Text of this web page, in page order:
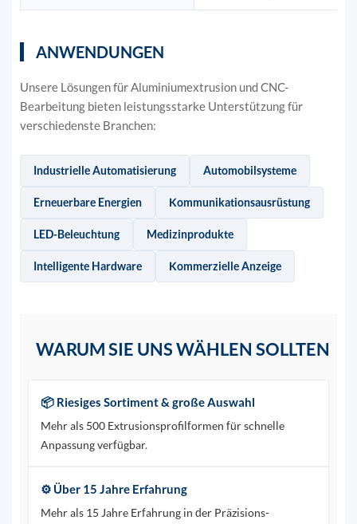
ANWENDUNGEN
Unsere Lösungen für Aluminiumextrusion und CNC-
Bearbeitung bieten leistungsstarke Unterstützung für
verschiedenste Branchen:
Industrielle Automatisierung Automobilsysteme
Erneuerbare Energien Kommunikationsausrüstung
LED-Beleuchtung Medizinprodukte
Intelligente Hardware Kommerzielle Anzeige
WARUM SIE UNS WÄHLEN SOLLTEN
📦 Riesiges Sortiment & große Auswahl
Mehr als 500 Extrusionsprofilformen für schnelle
Anpassung verfügbar.
⚙️ Über 15 Jahre Erfahrung
Mehr als 15 Jahre Erfahrung in der Präzisions-